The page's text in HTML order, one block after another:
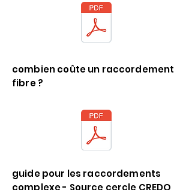
combien coûte un raccordement
fibre ?
guide pour les raccordements
complexe - Source cercle CREDO